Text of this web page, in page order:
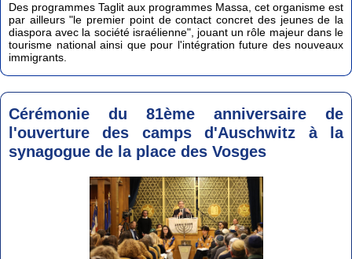
Des programmes Taglit aux programmes Massa, cet organisme est
par ailleurs "le premier point de contact concret des jeunes de la
diaspora avec la société israélienne", jouant un rôle majeur dans le
tourisme national ainsi que pour l'intégration future des nouveaux
immigrants.
Cérémonie du 81ème anniversaire de
l'ouverture des camps d'Auschwitz à la
synagogue de la place des Vosges